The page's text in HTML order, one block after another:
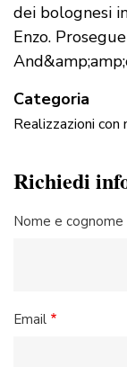
dei bolognesi
Enzo.
Categoria
Realizzazioni
Richiedi
Nome e cognome
Email